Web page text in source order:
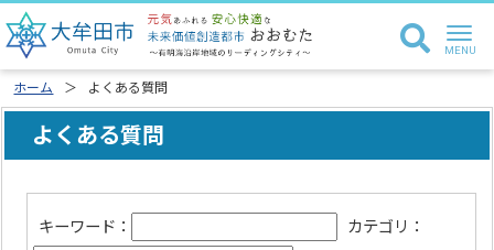
ホーム よくある質問
よくある質問
キーワード：
カテゴリ：